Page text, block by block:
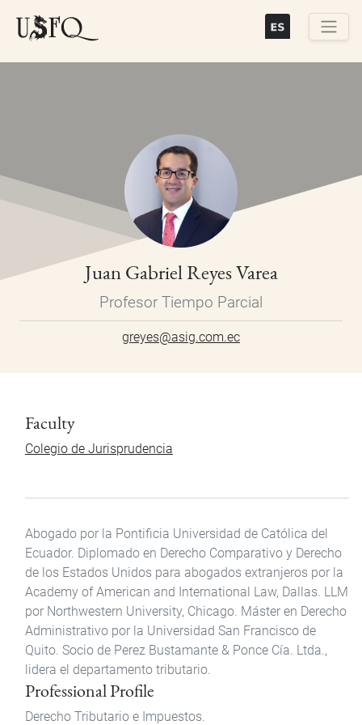
Juan Gabriel Reyes Varea
Profesor Tiempo Parcial
greyes@asig.com.ec
Faculty
Colegio de Jurisprudencia
Abogado por la Pontificia Universidad de Católica del
Ecuador. Diplomado en Derecho Comparativo y Derecho
de los Estados Unidos para abogados extranjeros por la
Academy of American and International Law, Dallas. LLM
por Northwestern University, Chicago. Máster en Derecho
Administrativo por la Universidad San Francisco de
Quito. Socio de Perez Bustamante & Ponce Cía. Ltda.,
lidera el departamento tributario.
Professional Profile
Derecho Tributario e Impuestos.